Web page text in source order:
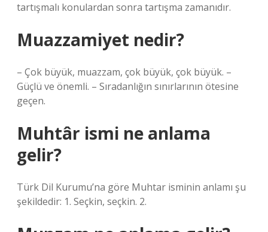
tartışmalı konulardan sonra tartışma zamanıdır.
Muazzamiyet nedir?
– Çok büyük, muazzam, çok büyük, çok büyük. –
Güçlü ve önemli. – Sıradanlığın sınırlarının ötesine
geçen.
Muhtâr ismi ne anlama
gelir?
Türk Dil Kurumu’na göre Muhtar isminin anlamı şu
şekildedir: 1. Seçkin, seçkin. 2.